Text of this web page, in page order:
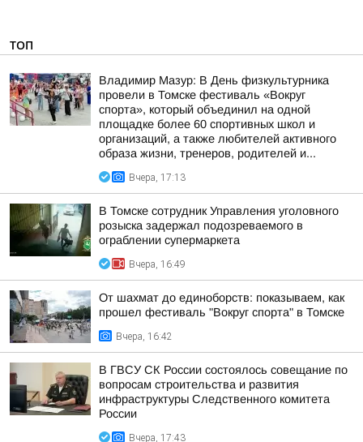
ТОП
Владимир Мазур: В День физкультурника
провели в Томске фестиваль «Вокруг
спорта», который объединил на одной
площадке более 60 спортивных школ и
организаций, а также любителей активного
образа жизни, тренеров, родителей и...
Вчера, 17:13
В Томске сотрудник Управления уголовного
розыска задержал подозреваемого в
ограблении супермаркета
Вчера, 16:49
От шахмат до единоборств: показываем, как
прошел фестиваль "Вокруг спорта" в Томске
Вчера, 16:42
В ГВСУ СК России состоялось совещание по
вопросам строительства и развития
инфраструктуры Следственного комитета
России
Вчера, 17:43